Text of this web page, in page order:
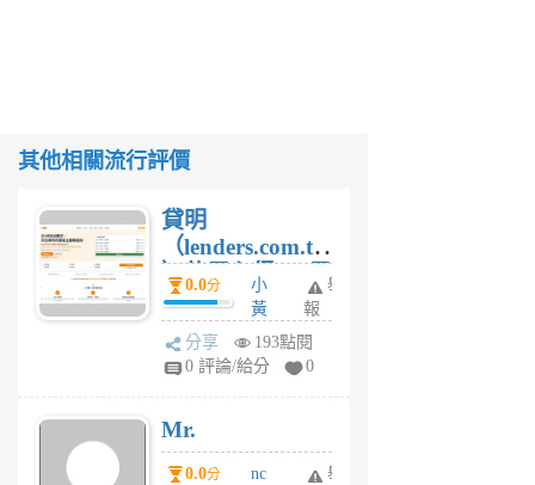
其他相關流行評價
貸明
（lenders.com.tw
）使用心得 — 民
間貸款比較平台
體驗
0.0分
小
黃
蜂
1
舉
報
分享
193點閱
0 評論/給分
0
Mr.
0.0分
nc
舉